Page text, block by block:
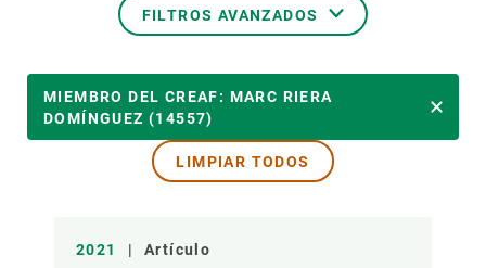
FILTROS AVANZADOS
MIEMBRO DEL CREAF
TIPO DE PUBLICACIÓN
MIEMBRO DEL CREAF: MARC RIERA
DOMÍNGUEZ (14557)
LIMPIAR TODOS
2021 | Artículo